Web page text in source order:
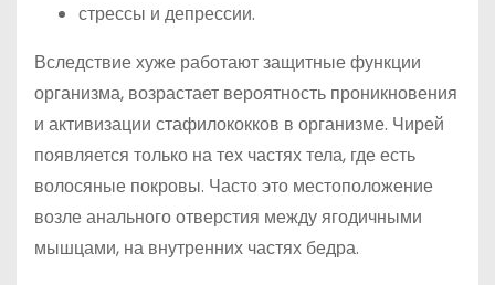
стрессы и депрессии.
Вследствие хуже работают защитные функции
организма, возрастает вероятность проникновения
и активизации стафилококков в организме. Чирей
появляется только на тех частях тела, где есть
волосяные покровы. Часто это местоположение
возле анального отверстия между ягодичными
мышцами, на внутренних частях бедра.